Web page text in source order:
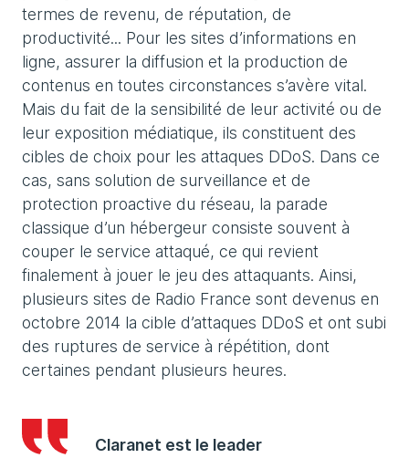
termes de revenu, de réputation, de
productivité... Pour les sites d’informations en
ligne, assurer la diffusion et la production de
contenus en toutes circonstances s’avère vital.
Mais du fait de la sensibilité de leur activité ou de
leur exposition médiatique, ils constituent des
cibles de choix pour les attaques DDoS. Dans ce
cas, sans solution de surveillance et de
protection proactive du réseau, la parade
classique d’un hébergeur consiste souvent à
couper le service attaqué, ce qui revient
finalement à jouer le jeu des attaquants. Ainsi,
plusieurs sites de Radio France sont devenus en
octobre 2014 la cible d’attaques DDoS et ont subi
des ruptures de service à répétition, dont
certaines pendant plusieurs heures.
Claranet est le leader